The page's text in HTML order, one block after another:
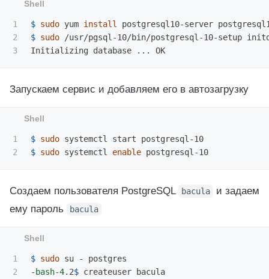
1
2
$ sudo yum install
$ sudo /usr/pgsql-10/bin/postgresql-10-setup
Запускаем сервис и добавляем его в автозагрузку
1
$ sudo
$ sudo systemctl enable
Создаем пользователя PostgreSQL bacula
и задаем
ему пароль
bacula
1
2
$ sudo
-bash-4.2$